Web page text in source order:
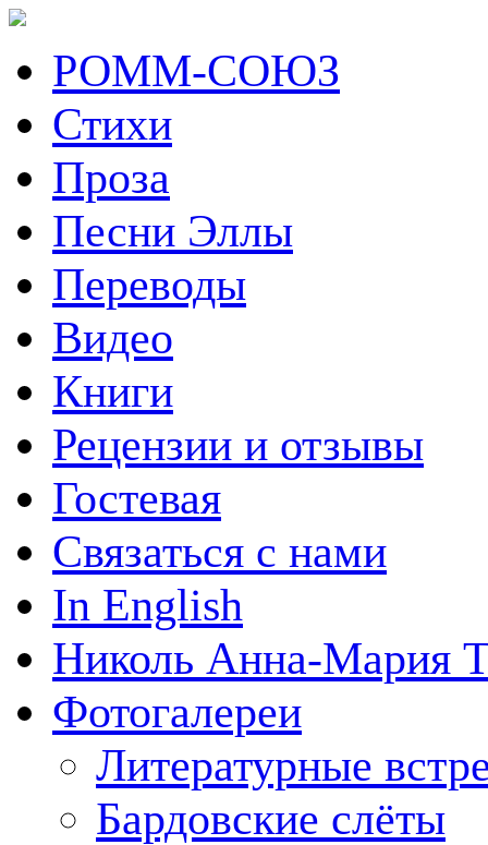
РОММ-СОЮЗ
Стихи
Проза
Песни Эллы
Переводы
Видео
Книги
Рецензии и отзывы
Гостевая
Связаться с нами
In English
Николь Анна-Мария
Фотогалереи
Литературные
Бардовские слёты